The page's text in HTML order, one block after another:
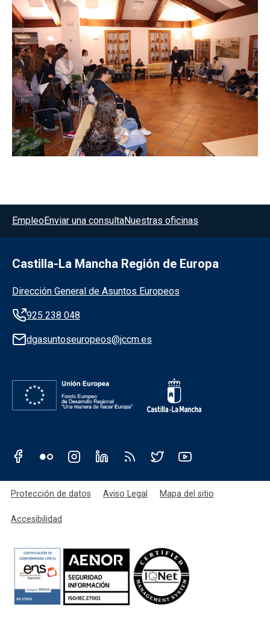
Menú del pie
EmpleoEnviar una consultaNuestras oficinas
Castilla-La Mancha Región de Europa
Información de la institución
Dirección General de Asuntos Europeos
925 238 048
dgasuntoseuropeos@jccm.es
Redes sociales JCCM
Menú legal
Protección de datos Aviso Legal Mapa del sitio
Accesibilidad